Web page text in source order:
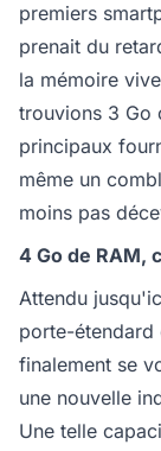
premiers
prenait du
la mémoire
trouvions 3 Go
principaux
même un
moins pas
4 Go de RAM,
Attendu
porte-étendard
finalement se
une nouvelle
Une telle